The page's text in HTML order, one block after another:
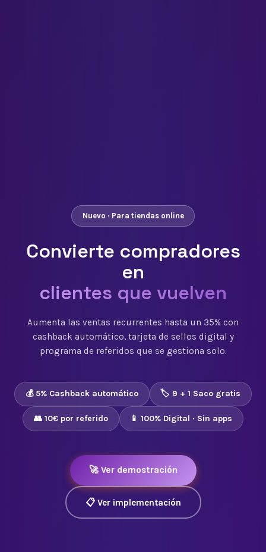
Nuevo · Para tiendas online
Convierte compradores
en
clientes que vuelven
Aumenta las ventas recurrentes hasta un 35% con
cashback automático, tarjeta de sellos digital y
programa de referidos que se gestiona solo.
💰 5% Cashback automático 🏷️ 9 + 1 Saco gratis
👥 10€ por referido 📱 100% Digital · Sin apps
🚀 Ver demostración
📋 Ver implementación